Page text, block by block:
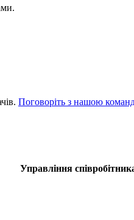
Поговоріть з нашою
Управління